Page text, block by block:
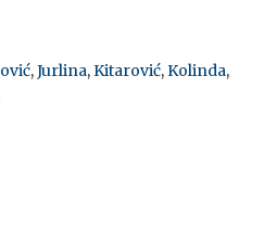
,Jurlina,Kitarović,Kolinda,